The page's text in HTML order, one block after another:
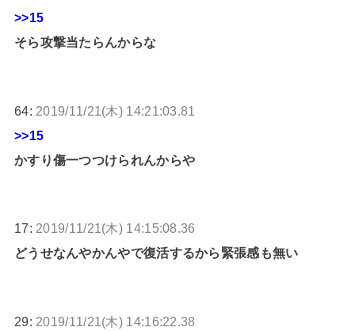
>>15
そら攻撃当たらんからな
64: 2019/11/21(木) 14:21:03.81
>>15
かすり傷一つつけられんからや
17: 2019/11/21(木) 14:15:08.36
どうせなんやかんやで復活するから緊張感も無い
29: 2019/11/21(木) 14:16:22.38